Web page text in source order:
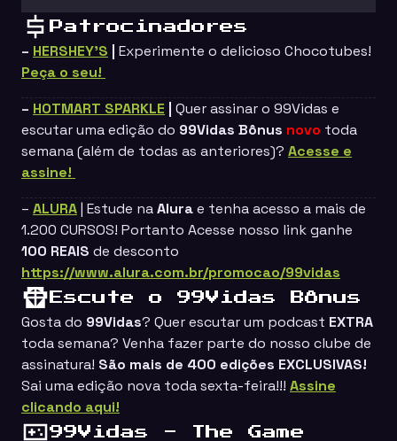
Patrocinadores
– HERSHEY’S
Experimente o delicioso Chocotubes!
Peça o seu!
– HOTMART SPARKLE Quer assinar o 99Vidas e
escutar uma edição do 99Vidas Bônus novo toda
semana (além de todas as anteriores)? Acesse e
assine!
– ALURA| Estude naAlurae tenha acesso a mais de
1.200 CURSOS! Portanto Acesse nosso link ganhe
100 REAIS de desconto
https://www.alura.com.br/promocao/99vidas
Escute o 99Vidas Bônus
Gosta do 99Vidas? Quer escutar um podcast EXTRA
toda semana? Venha fazer parte do nosso clube de
assinatura! São mais de 400 edições EXCLUSIVAS!
Sai uma edição nova toda sexta-feira!!! Assine
clicando aqui!
99Vidas - The Game